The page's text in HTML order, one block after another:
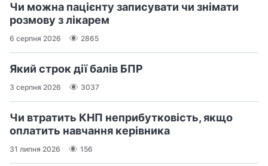
Чи можна пацієнту записувати чи знімати
розмову з лікарем
6 серпня 2026 2865
Який строк дії балів БПР
3 серпня 2026 3037
Чи втратить КНП неприбутковість, якщо
оплатить навчання керівника
31 липня 2026 156